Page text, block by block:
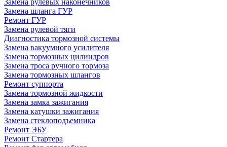
Замена шланга ГУР
Ремонт ГУР
Замена рулевой тяги
Диагностика тормозной системы
Замена вакуумного усилителя
Замена тормозных цилиндров
Замена троса ручного тормоза
Замена тормозных шлангов
Ремонт суппорта
Замена тормозной жидкости
Замена замка зажигания
Замена катушки зажигания
Замена стеклоподъемника
Ремонт ЭБУ
Ремонт Стартера